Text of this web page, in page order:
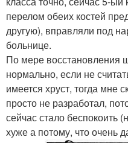
перелом обеих костей
другую), вправляли под
больнице.
По мере восстановления
нормально, если не
имеется хруст, тогда мне
просто не разработал,
сейчас стало беспокоить
хуже а потому, что очень